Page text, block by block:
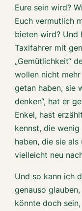
Eure sein wird?
Euch vermutlich
bieten wird? Und
Taxifahrer mit
„Gemütlichkeit“
wollen nicht
getan haben, sie
denken“, hat er
Enkel, hast
kennst, die
haben, die sie
vielleicht neu
Und so kann ich
genauso
könnte doch